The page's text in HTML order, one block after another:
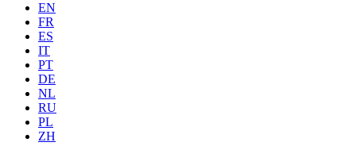
EN
FR
ES
IT
PT
DE
NL
RU
PL
ZH
Alle
2 Gäste